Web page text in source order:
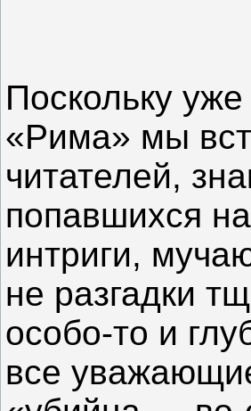
Поскольку уже
«Рима» мы
читателей,
попавшихся
интриги,
не разгадки
особо-то и
все